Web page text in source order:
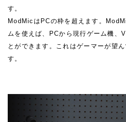
す。
ModMicはPCの枠を超えます。
ムを使えば、PCから現行ゲーム機、
とができます。これはゲーマーが望
す。